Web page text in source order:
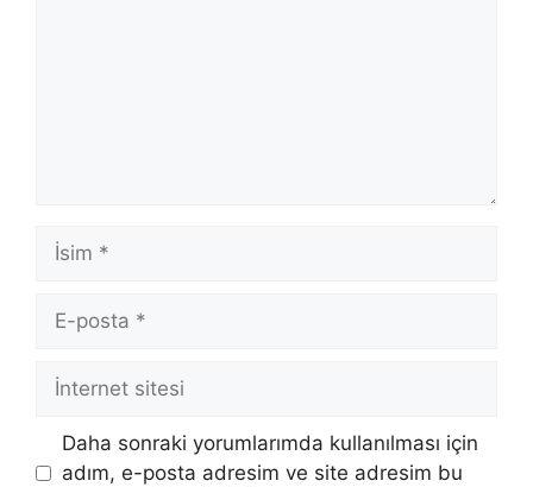
İsim
posta
İnternet
sitesi
Daha sonraki yorumlarımda kullanılması için
adım, e-posta adresim ve site adresim bu